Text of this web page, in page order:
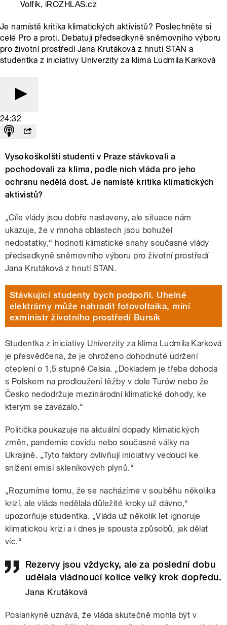
Volfík, iROZHLAS.cz
Je namístě kritika klimatických aktivistů? Poslechněte si
celé Pro a proti. Debatují předsedkyně sněmovního výboru
pro životní prostředí Jana Krutáková z hnutí STAN a
studentka z iniciativy Univerzity za klima Ludmila Karková
24:32
Vysokoškolští studenti v Praze stávkovali a
pochodovali za klima, podle nich vláda pro jeho
ochranu nedělá dost. Je namístě kritika klimatických
aktivistů?
„Cíle vlády jsou dobře nastaveny, ale situace nám
ukazuje, že v mnoha oblastech jsou bohužel
nedostatky,“ hodnotí klimatické snahy současné vlády
předsedkyně sněmovního výboru pro životní prostředí
Jana Krutáková z hnutí STAN.
Stávkující studenty bych podpořil. Uhelné
elektrárny může nahradit fotovoltaika, míní
exministr životního prostředí Bursík
Studentka z iniciativy Univerzity za klima Ludmila Karková
je přesvědčena, že je ohroženo dohodnuté udržení
oteplení o 1,5 stupně Celsia. „Dokladem je třeba dohoda
s Polskem na prodloužení těžby v dole Turów nebo že
Česko nedodržuje mezinárodní klimatické dohody, ke
kterým se zavázalo.“
Politička poukazuje na aktuální dopady klimatických
změn, pandemie covidu nebo současné války na
Ukrajině. „Tyto faktory ovlivňují iniciativy vedoucí ke
snížení emisí skleníkových plynů.“
„Rozumíme tomu, že se nacházíme v souběhu několika
krizí, ale vláda nedělala důležité kroky už dávno,“
upozorňuje studentka. „Vláda už několik let ignoruje
klimatickou krizi a i dnes je spousta způsobů, jak dělat
víc.“
Rezervy jsou vždycky, ale za poslední dobu
udělala vládnoucí kolice velký krok dopředu.
Jana Krutáková
Poslankyně uznává, že vláda skutečně mohla být v